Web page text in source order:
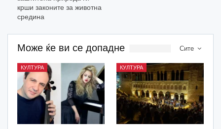
крши законите за животна
средина
Сите
Може ќе ви се допадне
КУЛТУРА КУЛТУРА